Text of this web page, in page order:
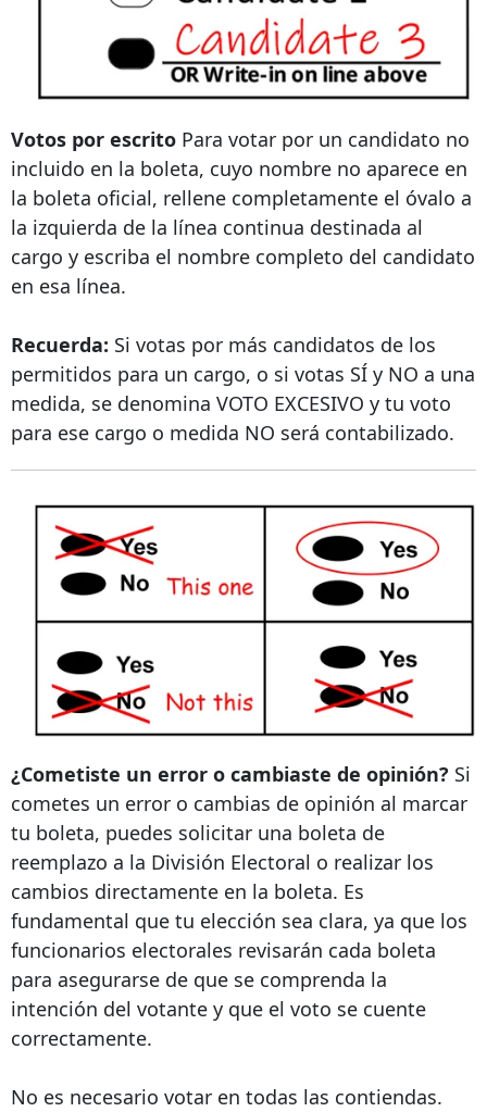
Votos por escrito Para votar por un candidato no
incluido en la boleta, cuyo nombre no aparece en
la boleta oficial, rellene completamente el óvalo a
la izquierda de la línea continua destinada al
cargo y escriba el nombre completo del candidato
en esa línea.
Recuerda: Si votas por más candidatos de los
permitidos para un cargo, o si votas SÍ y NO a una
medida, se denomina VOTO EXCESIVO y tu voto
para ese cargo o medida NO será contabilizado.
¿Cometiste un error o cambiaste de opinión? Si
cometes un error o cambias de opinión al marcar
tu boleta, puedes solicitar una boleta de
reemplazo a la División Electoral o realizar los
cambios directamente en la boleta. Es
fundamental que tu elección sea clara, ya que los
funcionarios electorales revisarán cada boleta
para asegurarse de que se comprenda la
intención del votante y que el voto se cuente
correctamente.
No es necesario votar en todas las contiendas.